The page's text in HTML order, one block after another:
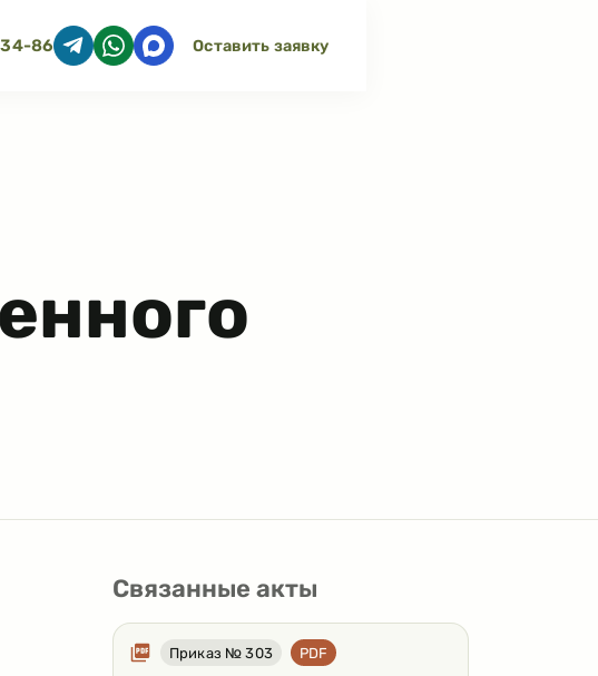
34-86 Оставить заявку
Связанные акты
Приказ № 303 PDF